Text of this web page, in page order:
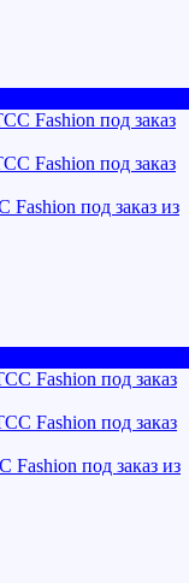
под заказ из
Fashion под заказ из